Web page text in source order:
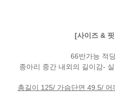
[사이즈 &
66반가능 적
종아리 중간 내외의 길이감-
총길이 125/ 가슴단면 49.5/